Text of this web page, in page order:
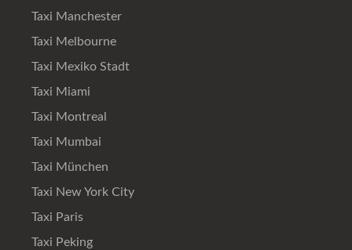
Taxi Manchester
Taxi Melbourne
Taxi Mexiko Stadt
Taxi Miami
Taxi Montreal
Taxi Mumbai
Taxi München
Taxi New York City
Taxi Paris
Taxi Peking